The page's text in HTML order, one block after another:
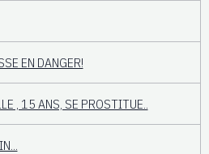
EN DANGER!
, 15 ANS, SE PROSTITUE..